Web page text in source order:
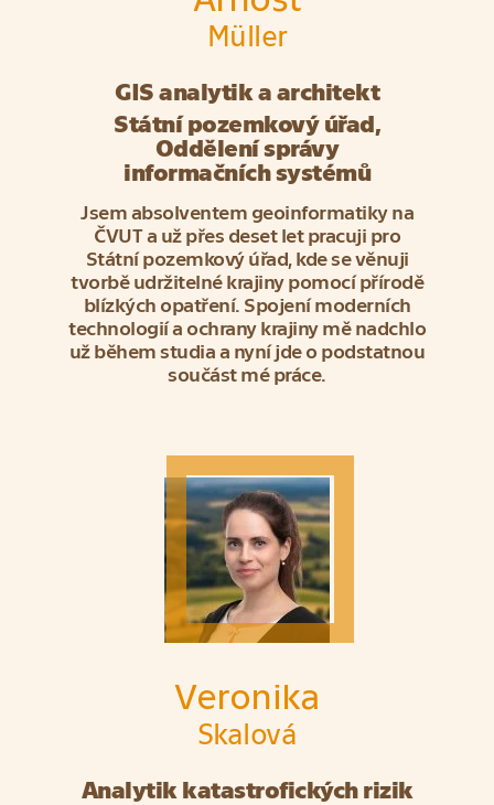
Müller
GIS analytik a architekt
Státní pozemkový úřad,
Oddělení správy
informačních systémů
Jsem absolventem geoinformatiky na
ČVUT a už přes deset let pracuji pro
Státní pozemkový úřad, kde se věnuji
tvorbě udržitelné krajiny pomocí přírodě
blízkých opatření. Spojení moderních
technologií a ochrany krajiny mě nadchlo
už během studia a nyní jde o podstatnou
součást mé práce.
Veronika
Skalová
Analytik katastrofických rizik